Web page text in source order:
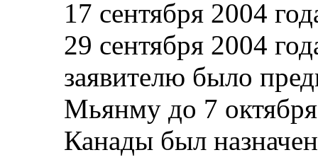
17 сентября 2004
29 сентября 2004
заявителю было
Мьянму до 7 октября
Канады был